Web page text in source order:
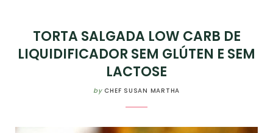
TORTA SALGADA LOW CARB DE
LIQUIDIFICADOR SEM GLÚTEN E SEM
LACTOSE
by CHEF SUSAN MARTHA